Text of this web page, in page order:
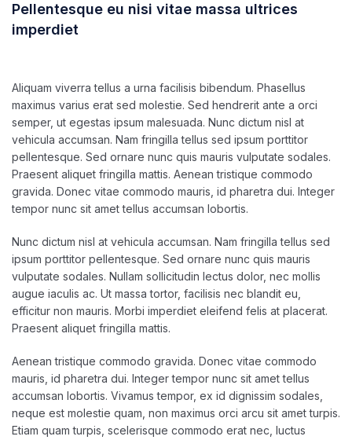
Pellentesque eu nisi vitae massa ultrices
imperdiet
Aliquam viverra tellus a urna facilisis bibendum. Phasellus
maximus varius erat sed molestie. Sed hendrerit ante a orci
semper, ut egestas ipsum malesuada. Nunc dictum nisl at
vehicula accumsan. Nam fringilla tellus sed ipsum porttitor
pellentesque. Sed ornare nunc quis mauris vulputate sodales.
Praesent aliquet fringilla mattis. Aenean tristique commodo
gravida. Donec vitae commodo mauris, id pharetra dui. Integer
tempor nunc sit amet tellus accumsan lobortis.
Nunc dictum nisl at vehicula accumsan. Nam fringilla tellus sed
ipsum porttitor pellentesque. Sed ornare nunc quis mauris
vulputate sodales. Nullam sollicitudin lectus dolor, nec mollis
augue iaculis ac. Ut massa tortor, facilisis nec blandit eu,
efficitur non mauris. Morbi imperdiet eleifend felis at placerat.
Praesent aliquet fringilla mattis.
Aenean tristique commodo gravida. Donec vitae commodo
mauris, id pharetra dui. Integer tempor nunc sit amet tellus
accumsan lobortis. Vivamus tempor, ex id dignissim sodales,
neque est molestie quam, non maximus orci arcu sit amet turpis.
Etiam quam turpis, scelerisque commodo erat nec, luctus